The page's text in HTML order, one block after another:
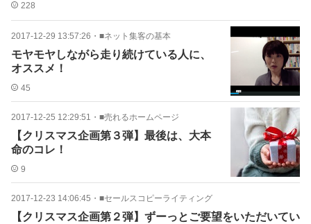
228
2017-12-29 13:57:26 ・ ■ネット集客の基本
モヤモヤしながら走り続けている人に、
オススメ！
45
2017-12-25 12:29:51 ・ ■売れるホームページ
【クリスマス企画第３弾】最後は、大本
命のコレ！
9
2017-12-23 14:06:45 ・ ■セールスコピーライティング
【クリスマス企画第２弾】ずーっとご要望をいただいてい